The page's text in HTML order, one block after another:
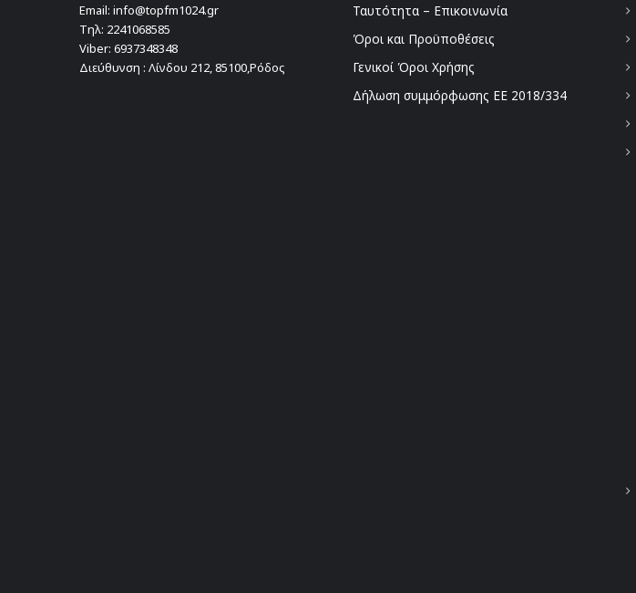
Email: info@topfm1024.gr
Τηλ: 2241068585
Viber: 6937348348
Διεύθυνση : Λίνδου 212, 85100,Ρόδος
Ταυτότητα – Επικοινωνία
Όροι και Προϋποθέσεις
Γενικοί Όροι Χρήσης
Δήλωση συμμόρφωσης ΕΕ 2018/334